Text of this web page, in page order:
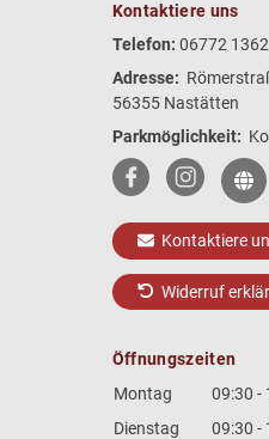
Kontaktiere uns
Telefon: 06772 1362
Adresse:
56355 Nastätten
Parkmöglichkeit:
Kontaktiere
Widerruf
Öffnungszeiten
Montag
09:30 -
Dienstag
09:30 -